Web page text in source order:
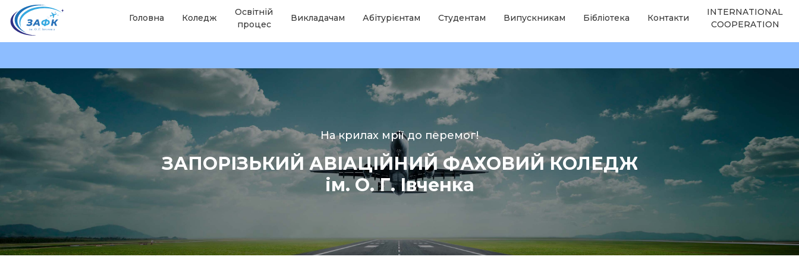
Головна Коледж
Освітній
процес
Викладачам Абітурієнтам Студентам Випускникам Бібліотека Контакти
INTERNATIONAL
COOPERATION
На крилах мрії до перемог!
ЗАПОРІЗЬКИЙ АВІАЦІЙНИЙ ФАХОВИЙ КОЛЕДЖ
ім. О. Г. Івченка